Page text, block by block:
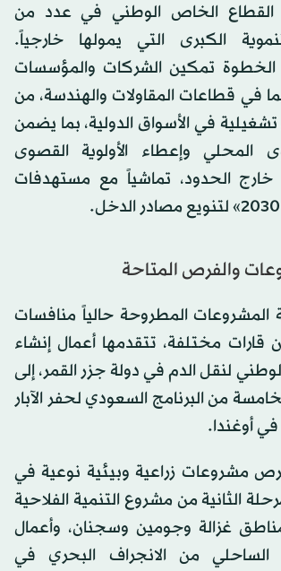
القطاع الخاص الوطني في عدد من
الكبرى التي يمولها خارجياً.
تمكين الشركات والمؤسسات
في قطاعات المقاولات والهندسة، من
في الأسواق الدولية، بما يضمن
المحلي وإعطاء الأولوية القصوى
خارج الحدود، تماشياً مع مستهدفات
والفرص المتاحة
المطروحة حالياً منافسات
قارات مختلفة، تتقدمها أعمال إنشاء
لنقل الدم في دولة جزر القمر، إلى
من البرنامج السعوديلحفر الآبار
في أوغندا.
مشروعات زراعية وبيئية نوعية في
الثانية من مشروع التنمية الفلاحية
غزالة وجومين وسجنان، وأعمال
الساحلي من الانجراف البحري في